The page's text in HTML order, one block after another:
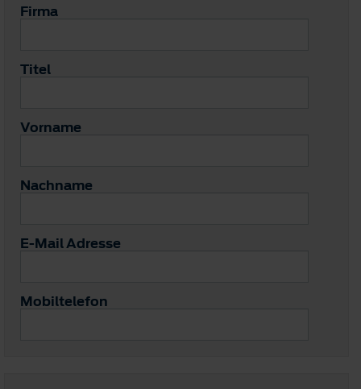
Firma
Titel
Vorname
Nachname
E-Mail Adresse
Mobiltelefon